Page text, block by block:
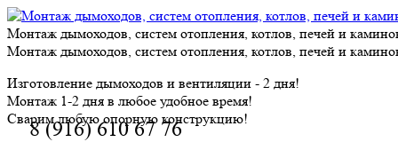
Skip
to
content
Монтаж дымоходов, систем отопления, котлов, печей и
Монтаж дымоходов, систем отопления, котлов, печей и
Изготовление дымоходов и вентиляции - 2 дня!
Монтаж 1-2 дня в любое удобное время!
Сварим любую опорную конструкцию!
8 (916) 610 67 76